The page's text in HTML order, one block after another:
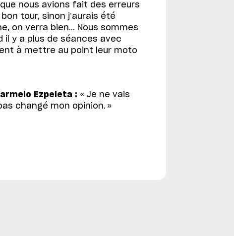
nous avions fait des erreurs
tour, sinon j’aurais été
on verra bien… Nous sommes
il y a plus de séances avec
à mettre au point leur moto
Ezpeleta : « Je ne vais
changé mon opinion. »